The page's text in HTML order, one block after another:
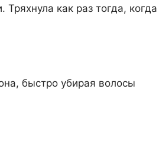
как раз тогда, когда
быстро убирая волосы